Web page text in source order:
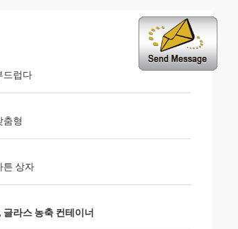
드럽다
춤형
튼 상자
, 글라스 농축 컨테이너